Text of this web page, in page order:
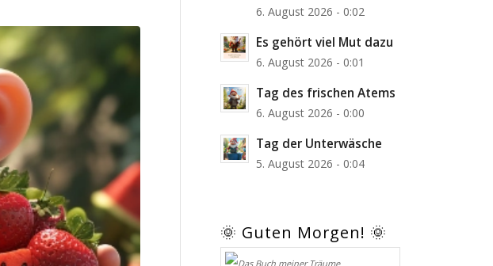
6. August 2026 - 0:02
Es gehört viel Mut dazu
6. August 2026 - 0:01
Tag des frischen Atems
6. August 2026 - 0:00
Tag der Unterwäsche
5. August 2026 - 0:04
🌞 Guten Morgen! 🌞